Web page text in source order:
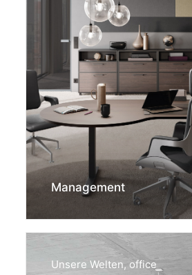
Management
Unsere Welten, office